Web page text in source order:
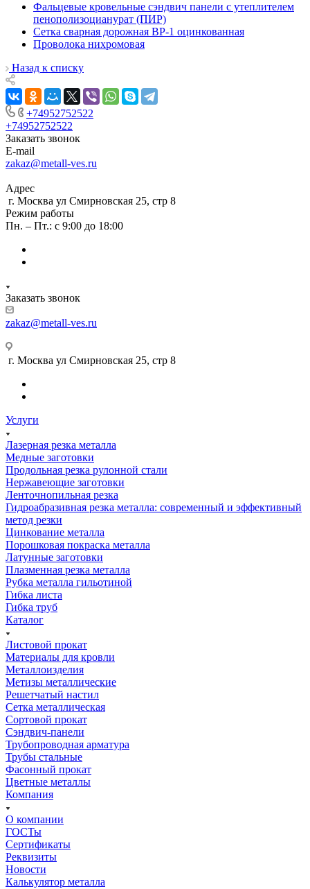
Фальцевые кровельные сэндвич панели с утеплителем
пенополизоцианурат (ПИР)
Сетка сварная дорожная ВР-1 оцинкованная
Проволока нихромовая
Назад к списку
+74952752522
+74952752522
Заказать звонок
E-mail
zakaz@metall-ves.ru
Адрес
г. Москва ул Смирновская 25, стр 8
Режим работы
Пн. – Пт.: с 9:00 до 18:00
Заказать звонок
zakaz@metall-ves.ru
г. Москва ул Смирновская 25, стр 8
Услуги
Лазерная резка металла
Медные заготовки
Продольная резка рулонной стали
Нержавеющие заготовки
Ленточнопильная резка
Гидроабразивная резка металла: современный и эффективный
метод резки
Цинкование металла
Порошковая покраска металла
Латунные заготовки
Плазменная резка металла
Рубка металла гильотиной
Гибка листа
Гибка труб
Каталог
Листовой прокат
Материалы для кровли
Металлоизделия
Метизы металлические
Решетчатый настил
Сетка металлическая
Сортовой прокат
Сэндвич-панели
Трубопроводная арматура
Трубы стальные
Фасонный прокат
Цветные металлы
Компания
О компании
ГОСТы
Сертификаты
Реквизиты
Новости
Калькулятор металла